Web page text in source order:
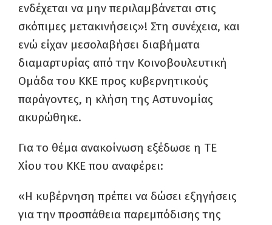
ενδέχεται να μην περιλαμβάνεται στις
σκόπιμες μετακινήσεις»! Στη συνέχεια, και
ενώ είχαν μεσολαβήσει διαβήματα
διαμαρτυρίας από την Κοινοβουλευτική
Ομάδα του ΚΚΕ προς κυβερνητικούς
παράγοντες, η κλήση της Αστυνομίας
ακυρώθηκε.
Για το θέμα ανακοίνωση εξέδωσε η ΤΕ
Χίου του ΚΚΕ που αναφέρει:
«Η κυβέρνηση πρέπει να δώσει εξηγήσεις
για την προσπάθεια παρεμπόδισης της